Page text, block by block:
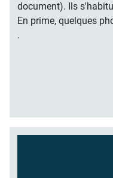
document). Ils
En prime, quelques
.